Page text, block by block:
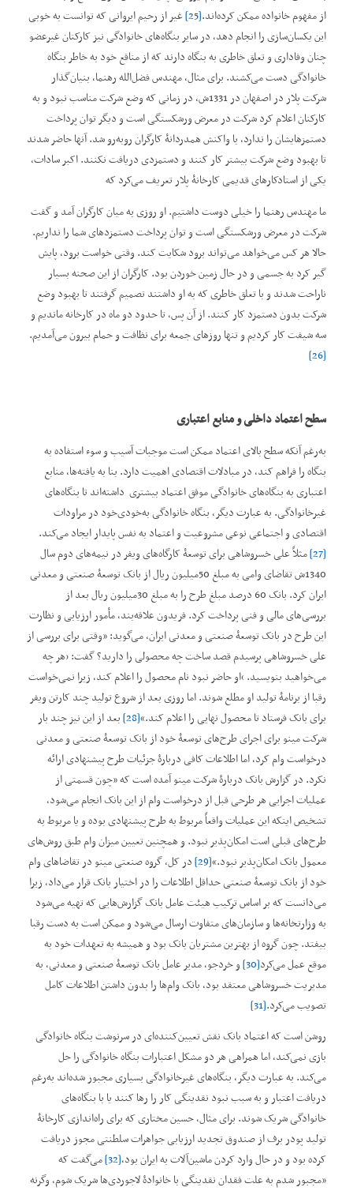
از مفهوم خانواده ممکن کرده‌اند.[25]
غیر از رحیم ایروانی که توانست به خوبی
این یکسان‌سازی را انجام دهد، در سایر بنگاه‌های خانوادگی نیز کارکنان غیرعضو
چنان وفاداری و تعلق خاطری به بنگاه دارند که از منافع خود به خاطر بنگاه
خانوادگی دست می‌کشند. برای مثال، مهندس فضل‌الله رهنما، بنیان‌گذار
شرکت پلار در اصفهان در 1331ش، در زمانی که وضع شرکت مناسب نبود و به
کارکنان اعلام کرد شرکت در معرض ورشکستگی است و دیگر توان پرداخت
دستمزهایشان را ندارد، با واکنش همدردانۀ کارگران روبه‌رو شد. آنها حاضر شدند
تا بهبود وضع شرکت بیشتر کار کنند و دستمزدی دریافت نکنند. اکبر سادات،
یکی از استادکارهای قدیمی کارخانۀ پلار تعریف می‌کرد که
ما مهندس رهنما را خیلی دوست داشتیم. او روزی به میان کارگران آمد و گفت
شرکت در معرض ورشکستگی است و توان پرداخت دستمزدهای شما را نداریم.
حالا هر کس می‌خواهد می‌تواند برود شکایت کند. وقتی خواست برود، پایش
گیر کرد به جسمی و در حال زمین خوردن بود. کارگران از این صحنه بسیار
ناراحت شدند و با تعلق خاطری که به او داشتند تصمیم گرفتند تا بهبود وضع
شرکت بدون دستمزد کار کنند. از آن پس، تا حدود دو ماه در کارخانه ماندیم و
سه شیفت کار کردیم و تنها روزهای جمعه برای نظافت و حمام بیرون می‌آمدیم.
[26]
سطح اعتماد داخلی و منابع اعتباری
به‌رغم آنکه سطح بالای اعتماد ممکن است موجبات آسیب و سوء استفاده به
بنگاه را فراهم کند، در مبادلات اقتصادی اهمیت دارد. بنا به یافته‌ها، منابع
اعتباری به بنگاه‌های خانوادگی موفق اعتماد بیشتری داشته‌اند تا بنگاه‌های
غیرخانوادگی. به عبارت دیگر، بنگاه خانوادگی به‌خودی‌خود در مراودات
اقتصادی و اجتماعی نوعی مشروعیت و اعتماد به نفس پایدار ایجاد می‌کند.
[27]
مثلاً علی خسروشاهی برای توسعۀ کارگاه‌های ویفر در نیمه‌های دوم سال
1340ش تقاضای وامی به مبلغ 50‌میلیون ریال از بانک توسعۀ صنعتی و معدنی
ایران کرد. بانک 60 درصد مبلغ طرح را به مبلغ 30‌میلیون ریال بعد از
بررسی‌های مالی و فنی پرداخت کرد. فریدون علاقه‌بند، مأمور ارزیابی و نظارت
این طرح در بانک توسعۀ صنعتی و معدنی ایران، می‌گوید: ”وقتی برای بررسی از
علی خسروشاهی پرسیدم قصد ساخت چه محصولی را دارید؟ گفت: ’هر چه
می‌خواهید بنویسید. ‘او حاضر نبود نام محصول را اعلام کند، زیرا نمی‌خواست
رقبا از برنامۀ تولید او مطلع شوند. اما روزی بعد از شروع تولید چند کارتن ویفر
برای بانک فرستاد تا محصول نهایی را اعلام کند.‌“[28]
بعد از این نیز چند بار
شرکت مینو برای اجرای طرح‌های توسعۀ خود از بانک توسعۀ صنعتی و معدنی
درخواست وام کرد، اما اطلاعات کافی دربارۀ جزئیات طرح پیشنهادی ارائه
نکرد. در گزارش بانک دربارۀ شرکت مینو آمده است که ”چون قسمتی از
عملیات اجرایی هر طرحی قبل از درخواست وام از این بانک انجام می‌شود،
تشخیص اینکه این عملیات واقعاً مربوط به طرح پیشنهادی بوده و یا مربوط به
طرح‌های قبلی است امکان‌پذیر نبود. و همچنین تعیین میزان وام طبق روش‌های
معمول بانک امکان‌پذیر نبود.‌“[29]
در کل، گروه صنعتی مینو در تقاضاهای وام
خود از بانک توسعۀ صنعتی حداقل اطلاعات را در اختیار بانک قرار می‌داد، زیرا
می‌دانست که بر اساس ترکیب هیئت عامل بانک گزارش‌هایی که تهیه می‌شود
به‌ وزارتخانه‌ها و سازمان‌های متفاوت ارسال می‌شود و ممکن است به دست رقبا
بیفتد. چون گروه از بهترین مشتریان بانک بود و همیشه به تعهدات خود به
موقع عمل می‌کرد[30]
و خردجو، مدیر عامل بانک توسعۀ صنعتی و معدنی، به
مدیریت خسروشاهی معتقد بود، بانک وام‌ها را بدون داشتن اطلاعات کامل
تصویب می‌کرد.[31]
روشن است که اعتماد بانک نقش تعیین‌کننده‌ای در سرنوشت بنگاه خانوادگی
بازی نمی‌کند، اما همراهی هر دو مشکل اعتبارات بنگاه خانوادگی را حل
می‌کند. به عبارت دیگر، بنگاه‌های غیرخانوادگی بسیاری مجبور شده‌اند به‌رغم
دریافت اعتبار و به سبب نبود نقدینگی کار را رها کنند یا با بنگاه‌های
خانوادگی شریک شوند. برای مثال، حسین مختاری که برای راه‌اندازی کارخانۀ
تولید پودر برف از صندوق تجدید ارزیابی جواهرات سلطنتی مجوز دریافت
کرده بود و در حال وارد کردن ماشین‌آلات به ایران بود،[32]
می‌گفت که
”مجبور شدم به علت فقدان نقدینگی با خانوادۀ لاجوردی‌ها شریک شوم، وگرنه